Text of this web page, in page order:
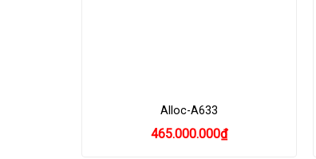
Alloc-A633
465.000.000₫